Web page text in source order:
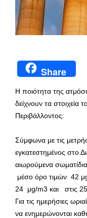
Share
Η ποιότητα της
δείχνουν τα στοιχεία
Περιβάλλοντος:
Σύμφωνα με τις
εγκατεστημένος στο
αιωρούμενα
μέσο όρο τιμών 42
24 μg/m3 και στις
Για τις ημερήσιες
να ενημερώνονται